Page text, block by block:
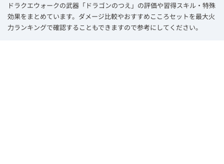
ドラクエウォークの武器「ドラゴンのつえ」の評価や習得スキル・特殊
効果をまとめています。ダメージ比較やおすすめこころセットを最大火
力ランキングで確認することもできますので参考にしてください。